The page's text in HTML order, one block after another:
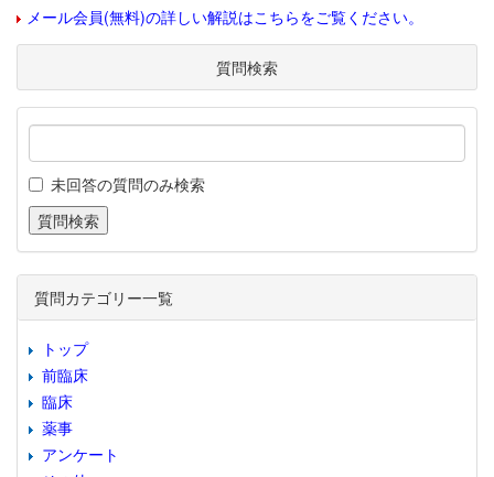
メール会員(無料)の詳しい解説はこちらをご覧ください。
質問検索
未回答の質問のみ検索
質問カテゴリー一覧
トップ
前臨床
臨床
薬事
アンケート